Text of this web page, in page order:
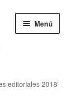
Menú
editoriales 2018”